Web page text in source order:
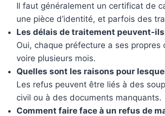
Il faut généralement un certificat de
une pièce d’identité, et parfois des
Les délais de traitement peuvent-
Oui, chaque préfecture a ses
voire plusieurs mois.
Quelles sont les raisons pour
Les refus peuvent être liés à des
civil ou à des documents manquants.
Comment faire face à un refus de